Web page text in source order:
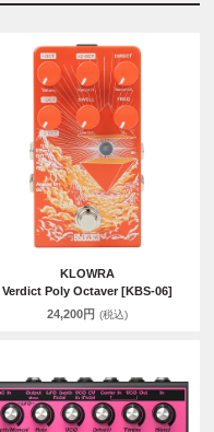
KLOWRA
Verdict Poly Octaver [KBS-06]
24,200円 (税込)